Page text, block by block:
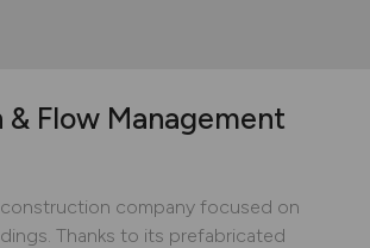
Flow Management
company focused on
Thanks to its prefabricated